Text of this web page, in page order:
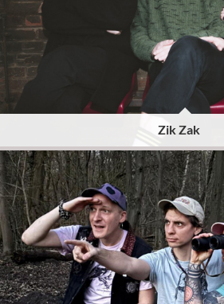
Zik Zak